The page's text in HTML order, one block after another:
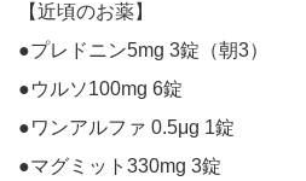
【近頃のお薬】
●プレドニン5mg 3錠（朝3）
●ウルソ100mg 6錠
●ワンアルファ 0.5μg 1錠
●マグミット330mg 3錠